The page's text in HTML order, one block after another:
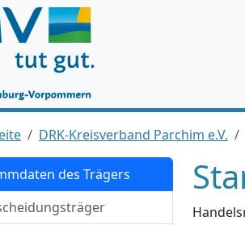
DRK-Kreisverband Parchim e.V.
des Trägers